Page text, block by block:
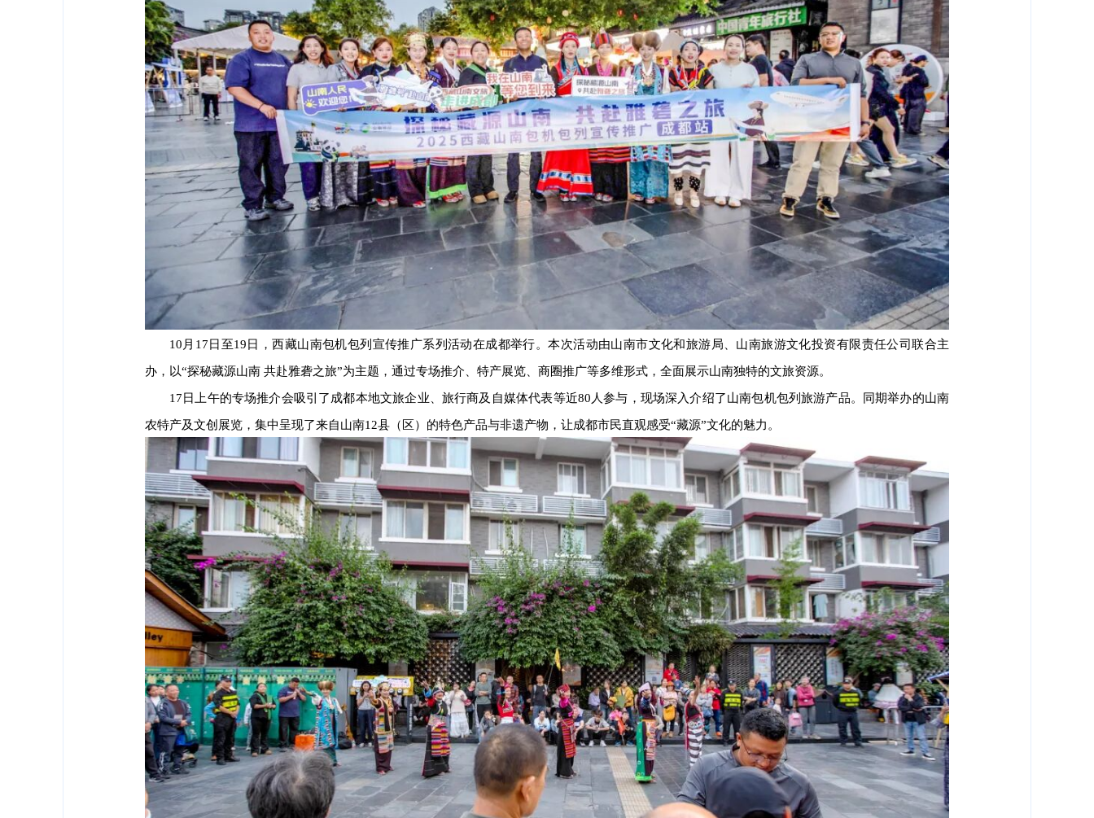
10月17日至19日，西藏山南包机包列宣传推广系列活动在成都举行。本次活动由山南市文化和旅游局、山南旅游文化投资有限责任公司联合主
办，以“探秘藏源山南 共赴雅砻之旅”为主题，通过专场推介、特产展览、商圈推广等多维形式，全面展示山南独特的文旅资源。
17日上午的专场推介会吸引了成都本地文旅企业、旅行商及自媒体代表等近80人参与，现场深入介绍了山南包机包列旅游产品。同期举办的山南
农特产及文创展览，集中呈现了来自山南12县（区）的特色产品与非遗产物，让成都市民直观感受“藏源”文化的魅力。